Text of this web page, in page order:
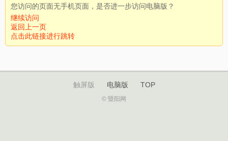
您访问的页面无手机页面，是否进一步访问电脑版？
继续访问
返回上一页
点击此链接进行跳转
触屏版 电脑版 TOP
© 暨阳网